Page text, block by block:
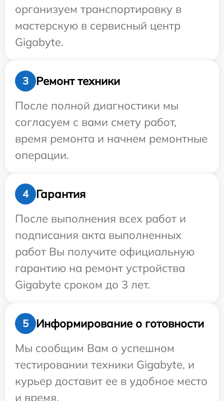
организуем транспортировку в
мастерскую в сервисный центр
Gigabyte.
3
Ремонт техники
После полной диагностики мы
согласуем с вами смету работ,
время ремонта и начнем ремонтные
операции.
4
Гарантия
После выполнения всех работ и
подписания акта выполненных
работ Вы получите официальную
гарантию на ремонт устройства
Gigabyte сроком до 3 лет.
5
Информирование о готовности
Мы сообщим Вам о успешном
тестировании техники Gigabyte, и
курьер доставит ее в удобное место
и время.